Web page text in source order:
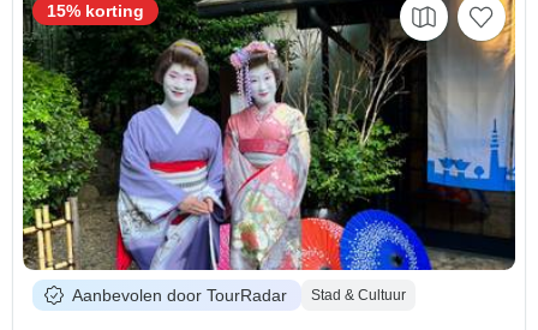
Aanbevolen door TourRadar Stad & Cultuur
15% korting